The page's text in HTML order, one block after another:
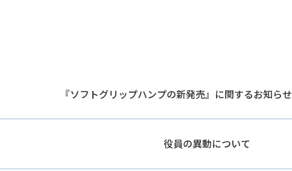
『ソフトグリップハンプの新発売』に関するお知らせ
役員の異動について